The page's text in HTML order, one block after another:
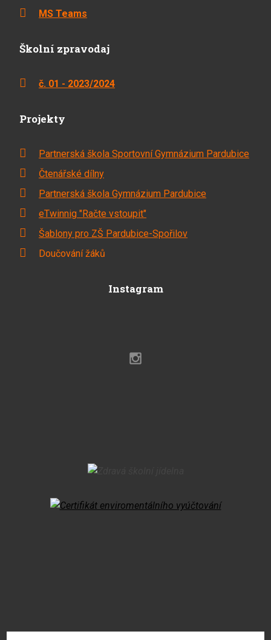
MS Teams
Školní zpravodaj
č. 01 - 2023/2024
Projekty
Partnerská škola Sportovní Gymnázium Pardubice
Čtenářské dílny
Partnerská škola Gymnázium Pardubice
eTwinnig "Račte vstoupit"
Šablony pro ZŠ Pardubice-Spořilov
Doučování žáků
Instagram